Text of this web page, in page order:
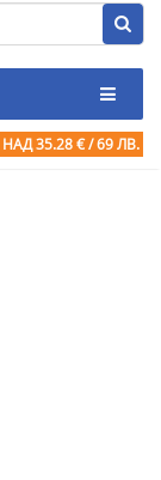
НАД 35.28 € / 69 ЛВ.